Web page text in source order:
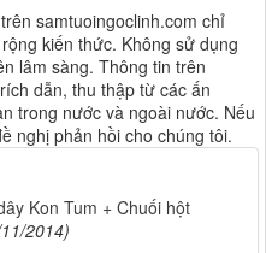
samtuoingoclinh.com chỉ
kiến thức. Không sử dụng
lâm sàng. Thông tin trên
dẫn, thu thập từ các ấn
trong nước và ngoài nước. Nếu
nghị phản hồi cho chúng tôi.
Kon Tum + Chuối hột
2014)